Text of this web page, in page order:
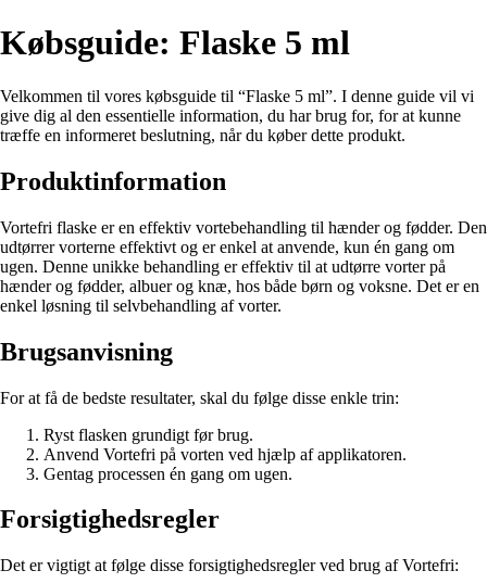
Købsguide: Flaske 5 ml
Velkommen til vores købsguide til “Flaske 5 ml”. I denne guide vil vi
give dig al den essentielle information, du har brug for, for at kunne
træffe en informeret beslutning, når du køber dette produkt.
Produktinformation
Vortefri flaske er en effektiv vortebehandling til hænder og fødder. Den
udtørrer vorterne effektivt og er enkel at anvende, kun én gang om
ugen. Denne unikke behandling er effektiv til at udtørre vorter på
hænder og fødder, albuer og knæ, hos både børn og voksne. Det er en
enkel løsning til selvbehandling af vorter.
Brugsanvisning
For at få de bedste resultater, skal du følge disse enkle trin:
Ryst flasken grundigt før brug.
Anvend Vortefri på vorten ved hjælp af applikatoren.
Gentag processen én gang om ugen.
Forsigtighedsregler
Det er vigtigt at følge disse forsigtighedsregler ved brug af Vortefri: